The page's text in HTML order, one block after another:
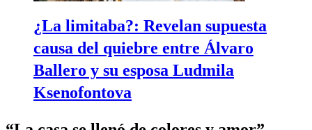
¿La limitaba?: Revelan supuesta
causa del quiebre entre Álvaro
Ballero y su esposa Ludmila
Ksenofontova